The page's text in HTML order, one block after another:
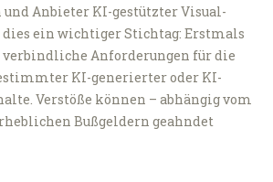
Anbieter KI-gestützter Visual-
dies ein wichtiger Stichtag: Erstmals
Anforderungen für die
KI-generierter oder KI-
Verstöße können – abhängig vom
Bußgeldern geahndet